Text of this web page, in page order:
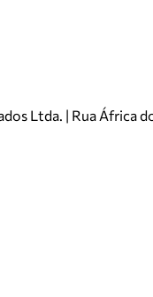
Ltda. | Rua África